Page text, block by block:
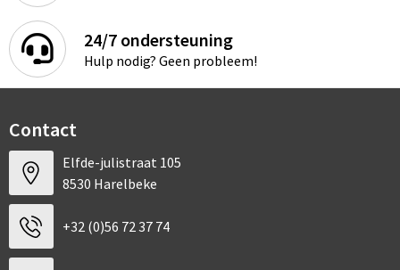
24/7 ondersteuning
Hulp nodig? Geen probleem!
Contact
Elfde-julistraat 105
8530 Harelbeke
+32 (0)56 72 37 74